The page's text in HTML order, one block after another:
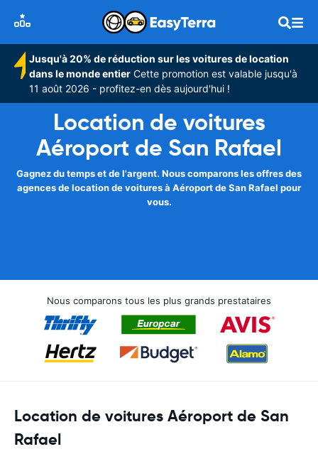
Jusqu'à 20% de réduction sur les voitures de location
dans le monde entier Cette promotion est valable jusqu'à
11 août 2026 - profitez-en dès aujourd'hui !
Location de voitures
Aéroport de San Rafael
Gagnez du temps et de l'argent. Nous comparons les offres des
agences de location de voitures à Aéroport de San Rafael pour
vous.
Nous comparons tous les plus grands prestataires
Location de voitures Aéroport de San
Rafael